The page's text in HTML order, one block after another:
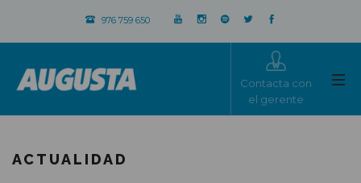
976 759 650
Contacta con
el gerente
ACTUALIDAD